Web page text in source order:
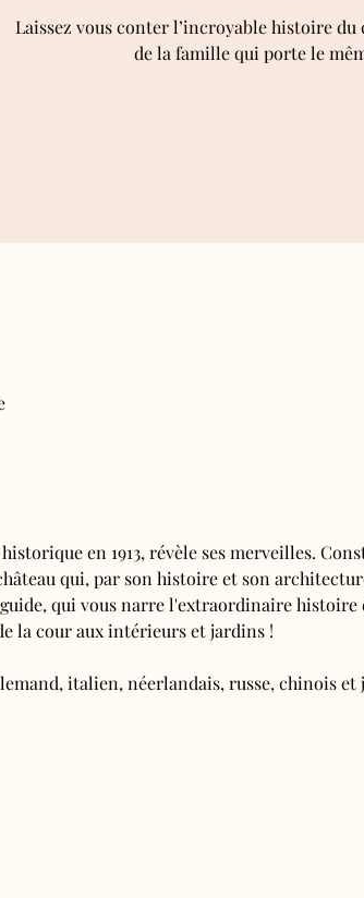
Laissez vous conter l’incroyable histoire du
de la famille qui porte le
en 1913, révèle ses merveilles.
qui, par son histoire et son
qui vous narre l'extraordinaire histoire
la cour aux intérieurs et jardins !
italien, néerlandais, russe, chinois et